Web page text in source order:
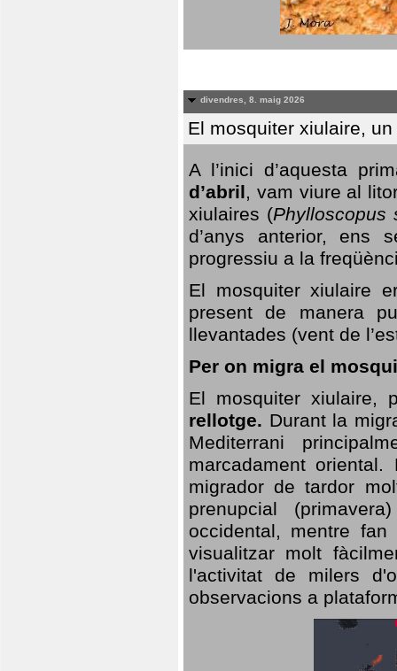
divendres, 8. maig 2026
El mosquiter xiulaire,
A l’inici d’aquesta
d’abril, vam viure al
xiulaires (Phylloscopus
d’anys anterior, ens
progressiu a la
El mosquiter xiulaire
present de manera
llevantades (vent de
Per on migra el
El mosquiter xiulaire,
rellotge. Durant la
Mediterrani
marcadament
migrador de tardor
prenupcial
occidental, mentre
visualitzar molt
l'activitat de milers
observacions a